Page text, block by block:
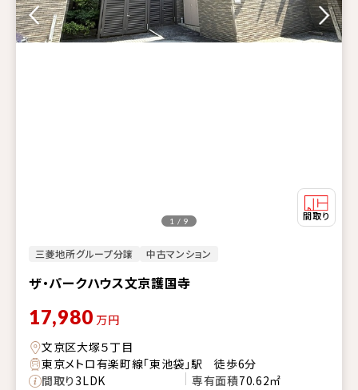
三菱地所グループ分譲 中古マンション
ザ・パークハウス文京護国寺
1 / 9
17,980 万円
文京区大塚５丁目
東京メトロ有楽町線「東池袋」駅 徒歩6分
間取り3LDK 専有面積70.62㎡